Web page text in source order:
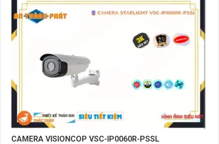
CAMERA VISIONCOP VSC-IP0060R-PSSL